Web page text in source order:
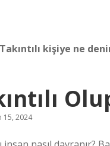
Takıntılı kişiye ne
15, 2024